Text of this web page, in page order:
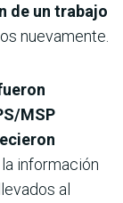
de un trabajo
nuevamente.
MSP
información
al